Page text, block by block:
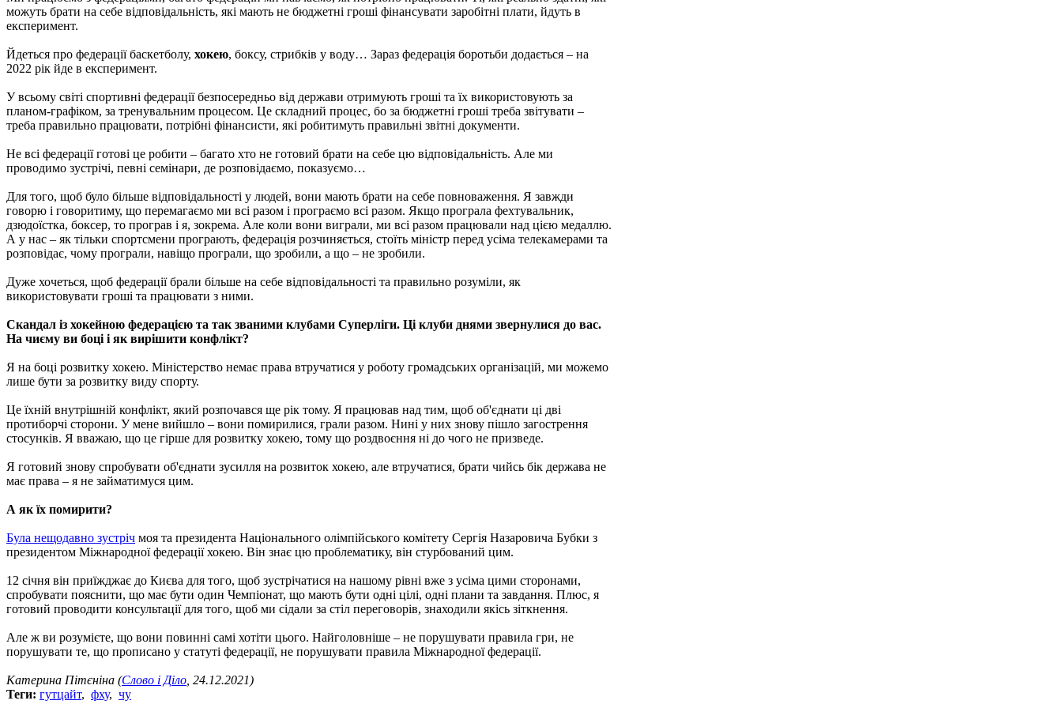
можуть брати на себе відповідальність, які мають не бюджетні гроші фінансувати заробітні плати, йдуть в
експеримент.
Йдеться про федерації баскетболу, хокею, боксу, стрибків у воду… Зараз федерація боротьби додається – на
2022 рік йде в експеримент.
У всьому світі спортивні федерації безпосередньо від держави отримують гроші та їх використовують за
планом-графіком, за тренувальним процесом. Це складний процес, бо за бюджетні гроші треба звітувати –
треба правильно працювати, потрібні фінансисти, які робитимуть правильні звітні документи.
Не всі федерації готові це робити – багато хто не готовий брати на себе цю відповідальність. Але ми
проводимо зустрічі, певні семінари, де розповідаємо, показуємо…
Для того, щоб було більше відповідальності у людей, вони мають брати на себе повноваження. Я завжди
говорю і говоритиму, що перемагаємо ми всі разом і програємо всі разом. Якщо програла фехтувальник,
дзюдоїстка, боксер, то програв і я, зокрема. Але коли вони виграли, ми всі разом працювали над цією медаллю.
А у нас – як тільки спортсмени програють, федерація розчиняється, стоїть міністр перед усіма телекамерами та
розповідає, чому програли, навіщо програли, що зробили, а що – не зробили.
Дуже хочеться, щоб федерації брали більше на себе відповідальності та правильно розуміли, як
використовувати гроші та працювати з ними.
Скандал із хокейною федерацією та так званими клубами Суперліги. Ці клуби днями звернулися до вас.
На чиєму ви боці і як вирішити конфлікт?
Я на боці розвитку хокею. Міністерство немає права втручатися у роботу громадських організацій, ми можемо
лише бути за розвитку виду спорту.
Це їхній внутрішній конфлікт, який розпочався ще рік тому. Я працював над тим, щоб об'єднати ці дві
протиборчі сторони. У мене вийшло – вони помирилися, грали разом. Нині у них знову пішло загострення
стосунків. Я вважаю, що це гірше для розвитку хокею, тому що роздвоєння ні до чого не призведе.
Я готовий знову спробувати об'єднати зусилля на розвиток хокею, але втручатися, брати чийсь бік держава не
має права – я не займатимуся цим.
А як їх помирити?
Була нещодавно зустріч моя та президента Національного олімпійського комітету Сергія Назаровича Бубки з
президентом Міжнародної федерації хокею. Він знає цю проблематику, він стурбований цим.
12 січня він приїжджає до Києва для того, щоб зустрічатися на нашому рівні вже з усіма цими сторонами,
спробувати пояснити, що має бути один Чемпіонат, що мають бути одні цілі, одні плани та завдання. Плюс, я
готовий проводити консультації для того, щоб ми сідали за стіл переговорів, знаходили якісь зіткнення.
Але ж ви розумієте, що вони повинні самі хотіти цього. Найголовніше – не порушувати правила гри, не
порушувати те, що прописано у статуті федерації, не порушувати правила Міжнародної федерації.
Катерина Пітєніна (Слово і Діло , 24.12.2021)
Теги: гутцайт, фху, чу